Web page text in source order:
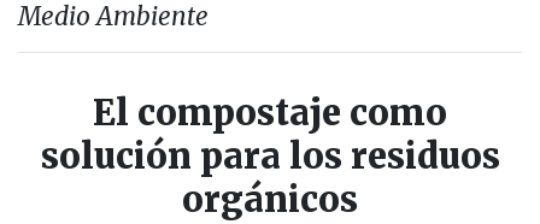
Medio Ambiente
El compostaje como
solución para los residuos
orgánicos